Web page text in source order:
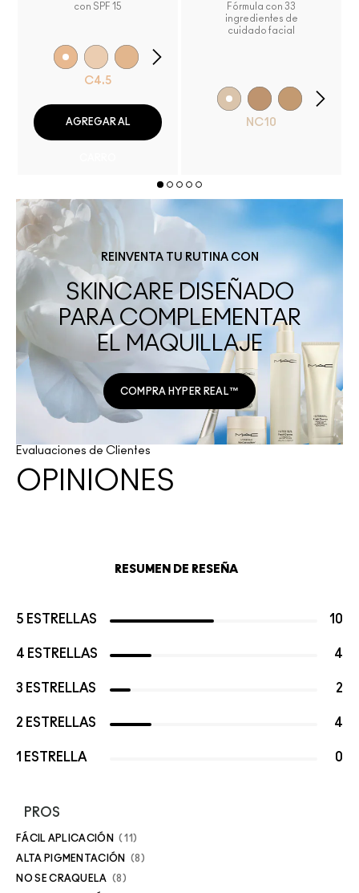
con SPF 15
C4.5
AGREGAR AL
Fórmula con 33
ingredientes de
cuidado facial
NC10
REINVENTA TU RUTINA CON
SKINCARE DISEÑADO
PARA COMPLEMENTAR
EL MAQUILLAJE
COMPRA HYPER REAL™
Evaluaciones de Clientes
OPINIONES
RESUMEN DE RESEÑA
5 ESTRELLAS 10
4 ESTRELLAS 4
3 ESTRELLAS 2
2 ESTRELLAS 4
1 ESTRELLA 0
PROS
FÁCIL APLICACIÓN 11
ALTA PIGMENTACIÓN 8
NO SE CRAQUELA 8